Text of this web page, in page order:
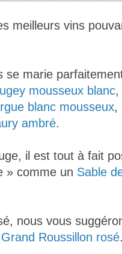
meilleurs vins
se marie
mousseux blanc
blanc mousseux,
ambré.
il est tout à fait
» comme un Sable
nous vous
Grand Roussillon rosé